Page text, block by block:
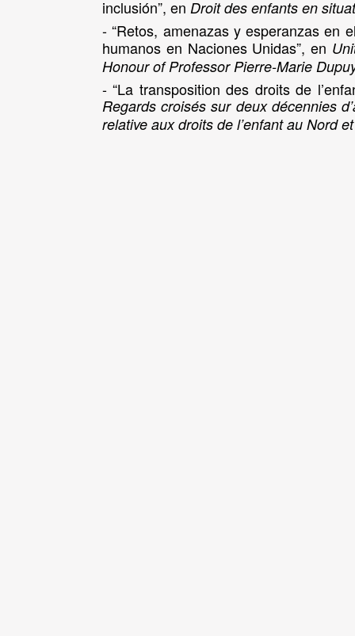
inclusión”, en Droit des enfants en
- “Retos, amenazas y esperanzas en
humanos en Naciones Unidas”, en
Honour of Professor Pierre-Marie
- “La transposition des droits de
Regards croisés sur deux décennies
relative aux droits de l’enfant au Nord